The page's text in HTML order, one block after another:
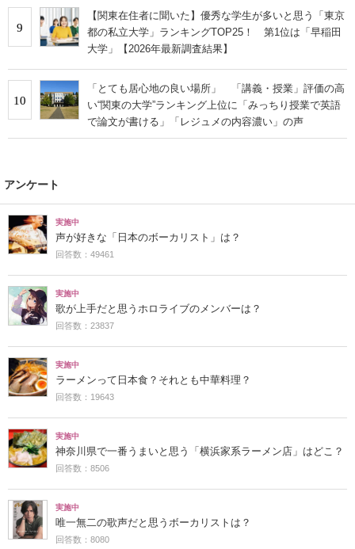
9
【関東在住者に聞いた】優秀な学生が多いと思う「東京
都の私立大学」ランキングTOP25！ 第1位は「早稲田
大学」【2026年最新調査結果】
10
「とても居心地の良い場所」 「講義・授業」評価の高
い“関東の大学”ランキング上位に「みっちり授業で英語
で論文が書ける」「レジュメの内容濃い」の声
アンケート
実施中
声が好きな「日本のボーカリスト」は？
回答数：49461
実施中
歌が上手だと思うホロライブのメンバーは？
回答数：23837
実施中
ラーメンって日本食？それとも中華料理？
回答数：19643
実施中
神奈川県で一番うまいと思う「横浜家系ラーメン店」はどこ？
回答数：8506
実施中
唯一無二の歌声だと思うボーカリストは？
回答数：8080